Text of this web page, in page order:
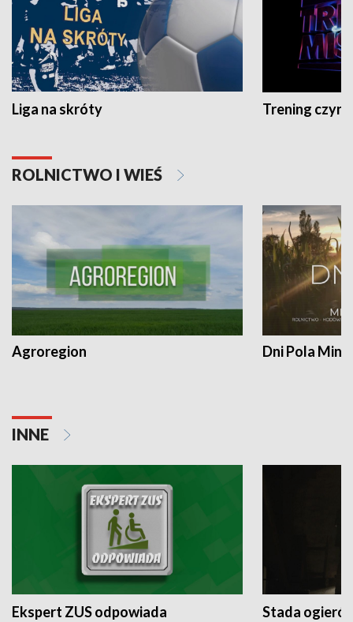
Liga na skróty Trening czyni
ROLNICTWO I WIEŚ
Agroregion Dni Pola
INNE
Ekspert ZUS odpowiada Stada